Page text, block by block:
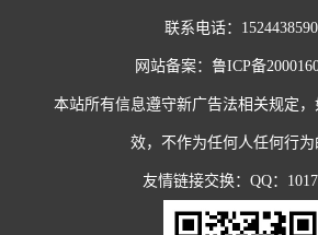
联系电话：
网站备案： 鲁ICP备
本站所有信息遵守新广告法相关规定
效，不作为任何人任何行
友情链接交换：QQ：